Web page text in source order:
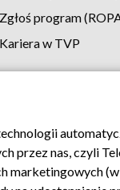
Zgłoś program
Kariera w TVP
Moje zgody
nas, czyli
marketingowych